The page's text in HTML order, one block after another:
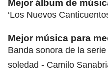
Mejor álbum de
‘Los Nuevos
Mejor música para
Banda sonora de la
soledad - Camilo